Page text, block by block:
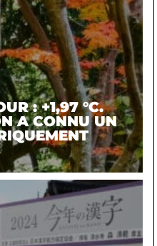
: +1,97 °C.
A CONNU UN